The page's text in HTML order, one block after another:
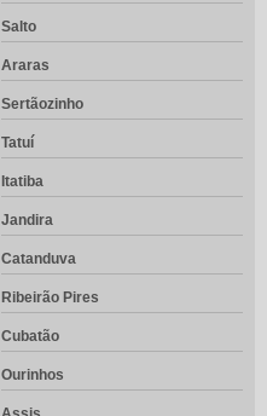
Salto
Araras
Sertãozinho
Tatuí
Itatiba
Jandira
Catanduva
Ribeirão Pires
Cubatão
Ourinhos